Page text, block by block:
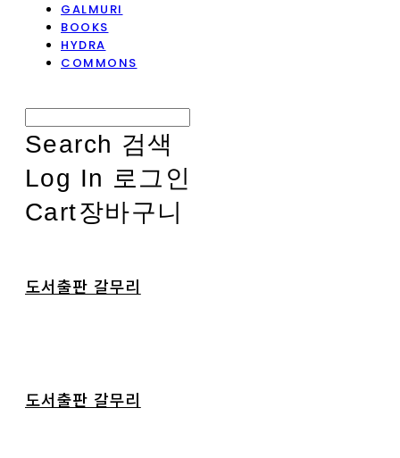
GALMURI
BOOKS
HYDRA
COMMONS
Search 검색
Log In 로그인
Cart장바구니
도서출판 갈무리
도서출판 갈무리